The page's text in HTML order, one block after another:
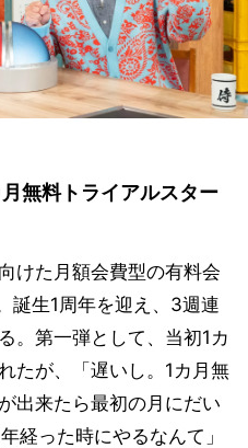
無料トライアルスター
けた月額会費型の有料会
誕生1周年を迎え、3週連
。第一弾として、当初1カ
たが、「遅いし。1カ月無
出来たら最初の月にだい
経った時にやるなんて」